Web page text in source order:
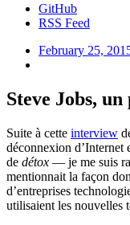
GitHub
RSS Feed
February 25,
Steve Jobs,
Suite à cette interview
déconnexion
de détox — je me suis
mentionnait la façon
d’entreprises
utilisaient les nouvelles